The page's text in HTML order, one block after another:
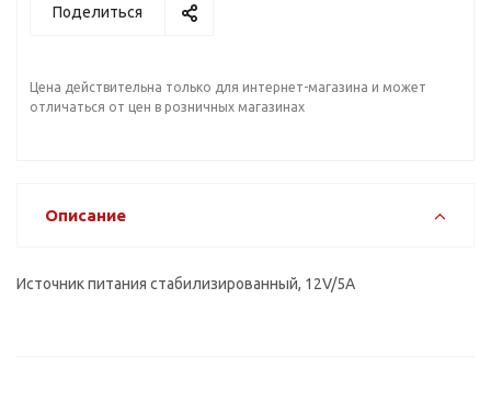
Поделиться
Цена действительна только для интернет-магазина и может
отличаться от цен в розничных магазинах
Описание
Источник питания стабилизированный, 12V/5А